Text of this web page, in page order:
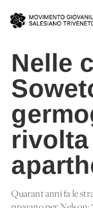
Nelle
Quarant'anni fa le